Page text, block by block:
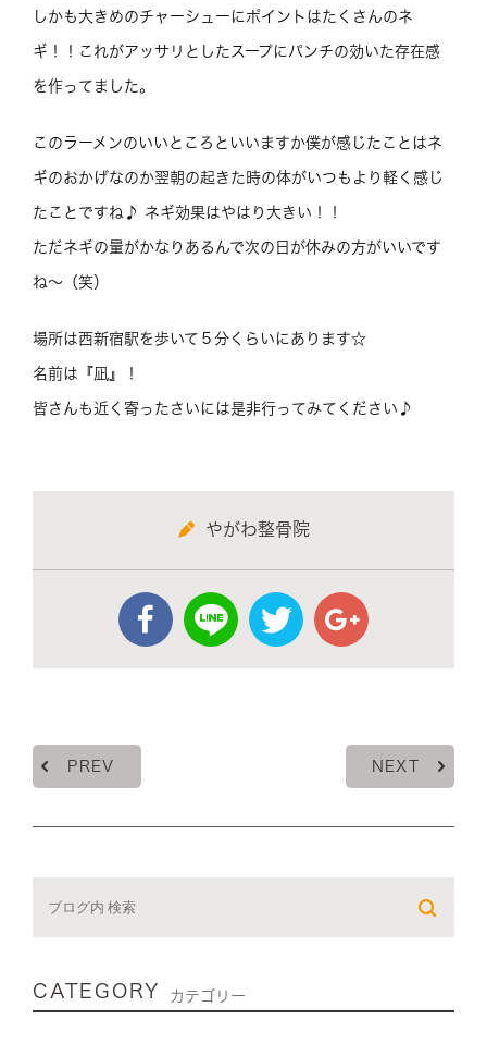
しかも大きめのチャーシューにポイントはたくさんのネ
ギ！！これがアッサリとしたスープにパンチの効いた存在感
を作ってました。
このラーメンのいいところといいますか僕が感じたことはネ
ギのおかげなのか翌朝の起きた時の体がいつもより軽く感じ
たことですね♪ ネギ効果はやはり大きい！！
ただネギの量がかなりあるんで次の日が休みの方がいいです
ね～（笑）
場所は西新宿駅を歩いて５分くらいにあります☆
名前は『凪』！
皆さんも近く寄ったさいには是非行ってみてください♪
やがわ整骨院
PREV NEXT
CATEGORY カテゴリー